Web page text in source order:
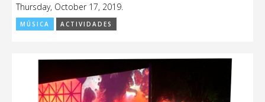
Thursday, October 17, 2019.
MÚSICA ACTIVIDADES